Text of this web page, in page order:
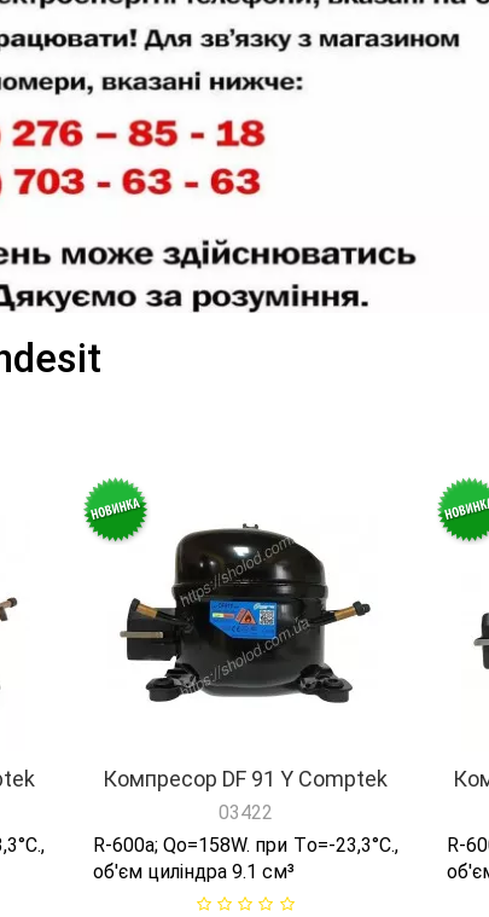
Компресор DF 91 Y Comptek
03422
R-600а; Qо=158W. при Tо=-23,3°C.,
об'єм циліндра 9.1 см³
R-